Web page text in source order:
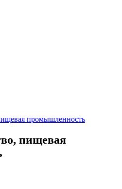
промышленность
пищевая